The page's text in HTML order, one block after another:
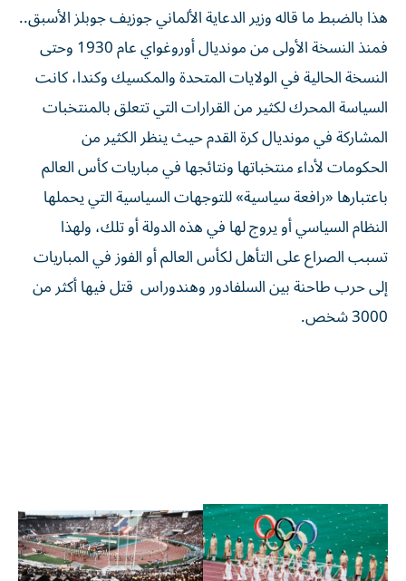
هذا بالضبط ما قاله وزير الدعاية الألماني جوزيف جوبلز الأسبق..
فمنذ النسخة الأولى من مونديال أوروغواي عام 1930 وحتى
النسخة الحالية في الولايات المتحدة والمكسيك وكندا، كانت
السياسة المحرك لكثير من القرارات التي تتعلق بالمنتخبات
المشاركة في مونديال كرة القدم حيث ينظر الكثير من
الحكومات لأداء منتخباتها ونتائجها في مباريات كأس العالم
باعتبارها «رافعة سياسية» للتوجهات السياسية التي يحملها
النظام السياسي أو يروج لها في هذه الدولة أو تلك، ولهذا
تسبب الصراع على التأهل لكأس العالم أو الفوز في المباريات
إلى حرب طاحنة بين السلفادور وهندوراس قتل فيها أكثر من
3000 شخص.